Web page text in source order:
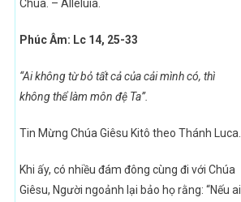
Chúa. – Alleluia.
Phúc Âm: Lc 14, 25-33
“Ai không từ bỏ tất cả của cải mình có, thì
không thể làm môn đệ Ta”.
Tin Mừng Chúa Giêsu Kitô theo Thánh Luca.
Khi ấy, có nhiều đám đông cùng đi với Chúa
Giêsu, Người ngoảnh lại bảo họ rằng: “Nếu ai